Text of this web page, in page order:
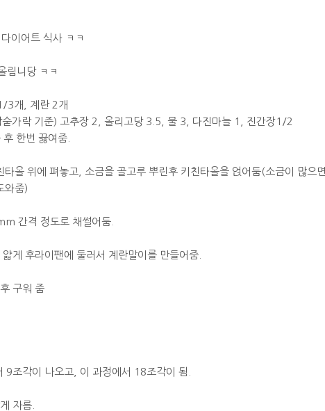
이어트 식사 ㅋㅋ
림니당 ㅋㅋ
3개, 계란 2개
가락 기준) 고추장 2, 올리고당 3.5, 물 3, 다진마늘 1, 진간장1/2
한번 끓여줌.
올 위에 펴놓고, 소금을 골고루 뿌린후 키친타올을 얹어둠(소금이 많으
와줌)
간격 정도로 채썰어둠.
게 후라이팬에 둘러서 계란말이를 만들어줌.
구워 줌
조각이 나오고, 이 과정에서 18조각이 됨.
자름.